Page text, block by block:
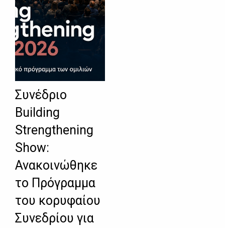
Συνέδριο
Building
Strengthening
Show:
Ανακοινώθηκε
το Πρόγραμμα
του κορυφαίου
Συνεδρίου για